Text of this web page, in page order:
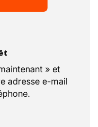
» et
adresse e-mail